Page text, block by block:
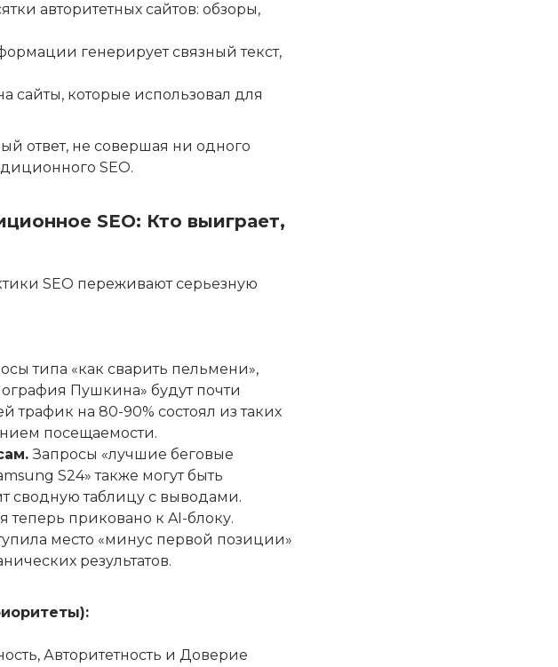
авторитетных сайтов: обзоры,
генерирует связный текст,
сайты, которые использовал для
ответ, не совершая ни одного
SEO.
SEO: Кто выиграет,
SEO переживают серьезную
типа «как сварить пельмени»,
Пушкина» будут почти
трафик на 80-90% состоял из таких
посещаемости.
Запросы «лучшие беговые
S24» также могут быть
сводную таблицу с выводами.
теперь приковано к AI-блоку.
место «минус первой позиции»
результатов.
Авторитетность и Доверие